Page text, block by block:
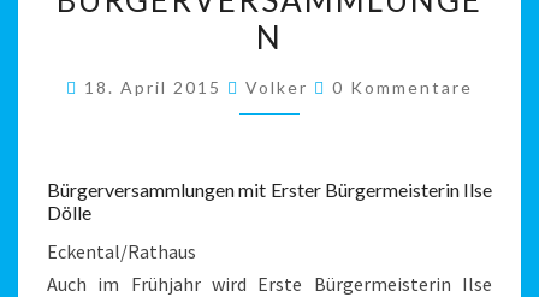
N
18. April 2015 Volker Kommentare
0 Kommentare
Bürgerversammlungen mit Erster Bürgermeisterin Ilse
Dölle
Eckental/Rathaus
Auch im Frühjahr wird Erste Bürgermeisterin Ilse